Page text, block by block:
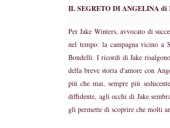
IL SEGRETO DI ANGELINA di
Per Jake Winters, avvocato di
nel tempo: la campagna vicino
Bondelli. I ricordi di Jake risalgono
della breve storia d'amore con
più che mai, sempre più
diffidente, agli occhi di Jake
gli permette di scoprire che molti